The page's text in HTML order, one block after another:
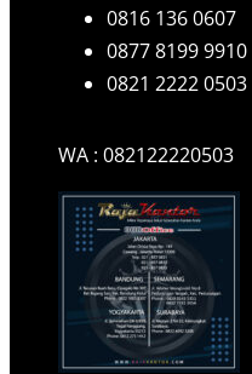
0816 136 0607
0877 8199 9910
0821 2222 0503
WA : 082122220503